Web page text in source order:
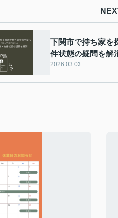
下関市で持ち家を
件状態の疑問を解
2026.03.03